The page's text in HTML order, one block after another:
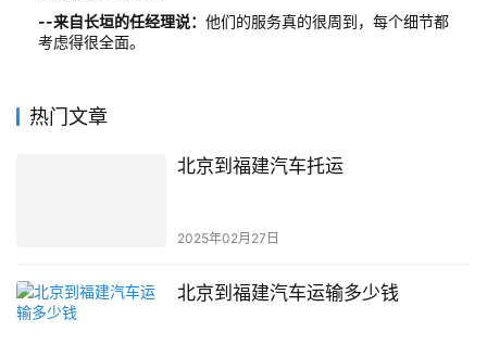
--来自长垣的任经理说： 他们的服务真的很周到，每个细节都
考虑得很全面。
热门文章
北京到福建汽车托运
2025年02月27日
北京到福建汽车运输多少钱